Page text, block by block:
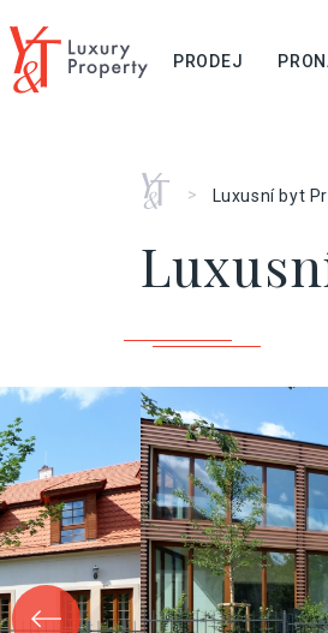
PRODEJ
Home
> Luxusní byt